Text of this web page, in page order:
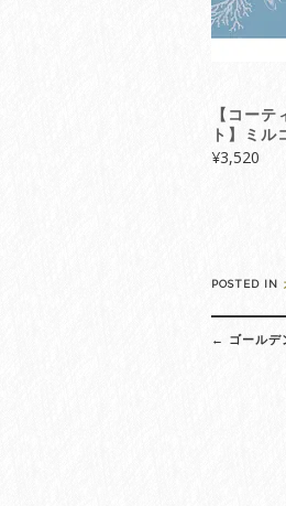
【コー
ト】ミル
¥3,520
POSTED IN
Post
navigation
← ゴールデ